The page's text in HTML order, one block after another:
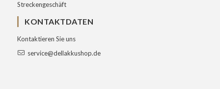
Streckengeschäft
KONTAKTDATEN
Kontaktieren Sie uns
service@dellakkushop.de